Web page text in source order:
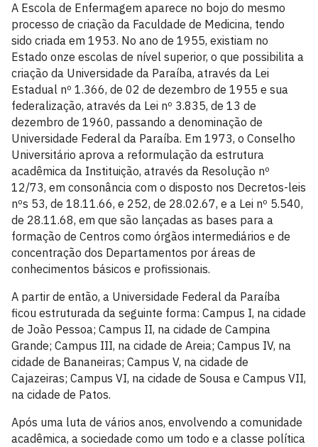
A Escola de Enfermagem aparece no bojo do mesmo
processo de criação da Faculdade de Medicina, tendo
sido criada em 1953. No ano de 1955, existiam no
Estado onze escolas de nível superior, o que possibilita a
criação da Universidade da Paraíba, através da Lei
Estadual nº 1.366, de 02 de dezembro de 1955 e sua
federalização, através da Lei nº 3.835, de 13 de
dezembro de 1960, passando a denominação de
Universidade Federal da Paraíba. Em 1973, o Conselho
Universitário aprova a reformulação da estrutura
acadêmica da Instituição, através da Resolução nº
12/73, em consonância com o disposto nos Decretos-leis
nºs 53, de 18.11.66, e 252, de 28.02.67, e a Lei nº 5.540,
de 28.11.68, em que são lançadas as bases para a
formação de Centros como órgãos intermediários e de
concentração dos Departamentos por áreas de
conhecimentos básicos e profissionais.
A partir de então, a Universidade Federal da Paraíba
ficou estruturada da seguinte forma: Campus I, na cidade
de João Pessoa; Campus II, na cidade de Campina
Grande; Campus III, na cidade de Areia; Campus IV, na
cidade de Bananeiras; Campus V, na cidade de
Cajazeiras; Campus VI, na cidade de Sousa e Campus VII,
na cidade de Patos.
Após uma luta de vários anos, envolvendo a comunidade
acadêmica, a sociedade como um todo e a classe política